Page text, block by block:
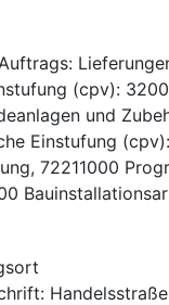
:
(cpv):
und
Einstufung (cpv):
, 72211000
: